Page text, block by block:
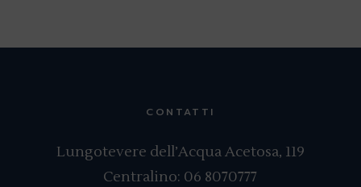
CONTATTI
Lungotevere dell’Acqua Acetosa, 119
Centralino: 06 8070777